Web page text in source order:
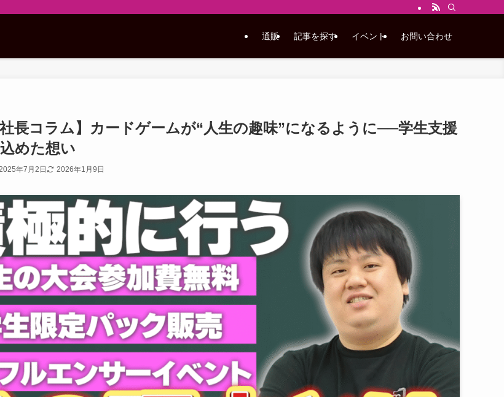
通販 記事を探す イベント お問い合わせ
社長コラム】カードゲームが“人生の趣味”になるように──学生支援
めた想い
年7月2日 2026年1月9日